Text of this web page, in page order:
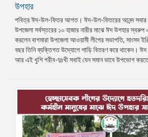
উপহার
পবিত্র ঈদ-উল-ফিতর আগত। ঈদ-উল-ফিতরের আনন্দ সবার
উপজেলা সর্বস্তরের ১০ হাজার নারীর মাঝে ঈদ উপহার স্বরুপ
করলেন বাগমারা উপজেলা আওয়ামী লীগের সভাপতি, সাংসদ
বছর তিনি ব্যক্তিগত উদ্যোগে শাড়ি বিতরণ করে থাকেন। ঈদ
আর এই খুশি গরীব-দুঃখী সবাই যেন সমান ভাবে উপভোগ করতে